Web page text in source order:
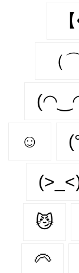
☺️
😼
🦳